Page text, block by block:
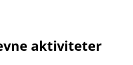
aktiviteter